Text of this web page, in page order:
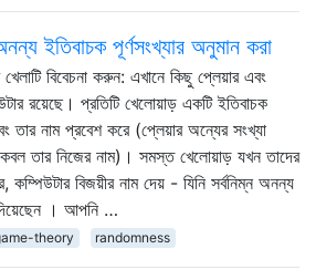
ইতিবাচক পূর্ণসংখ্যার অনুমান করা
বিবেচনা করুন: এখানে কিছু প্লেয়ার এবং
রয়েছে। প্রতিটি খেলোয়াড় একটি ইতিবাচক
তার নাম প্রবেশ করে (প্লেয়ার অন্যের সংখ্যা
তার নিজের নাম)। সমস্ত খেলোয়াড় যখন তাদের
কম্পিউটার বিজয়ীর নাম দেয় - যিনি সর্বনিম্ন অনন্য
। আপনি …
theory randomness